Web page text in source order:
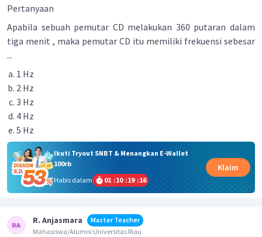
Pertanyaan
Apabila sebuah pemutar CD melakukan 360 putaran dalam
tiga menit , maka pemutar CD itu memiliki frekuensi sebesar
...
1 Hz
2 Hz
3 Hz
4 Hz
5 Hz
Ikuti Tryout SNBT & Menangkan E-Wallet
100rb
Habis dalam
01 :10 :19 :15
Klaim
R. Anjasmara
Master Teacher
Mahasiswa/Alumni Universitas Riau